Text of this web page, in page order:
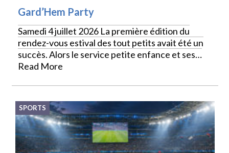
Gard’Hem Party
Samedi 4 juillet 2026 La première édition du
rendez-vous estival des tout petits avait été un
succès. Alors le service petite enfance et ses…
Read More
SPORTS